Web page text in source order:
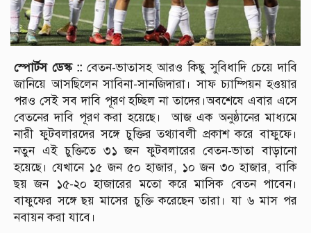
স্পোর্টস ডেস্ক :: বেতন-ভাতাসহ আরও কিছু সুবিধাদি চেয়ে দাবি
জানিয়ে আসছিলেন সাবিনা-সানজিদারা। সাফ চ্যাম্পিয়ন হওয়ার
পরও সেই সব দাবি পূরণ হচ্ছিল না তাদের।অবশেষে এবার এসে
বেতনের দাবি পূরণ করা হয়েছে। আজ এক অনুষ্ঠানের মাধ্যমে
নারী ফুটবলারদের সঙ্গে চুক্তির তথ্যাবলী প্রকাশ করে বাফুফে।
নতুন এই চুক্তিতে ৩১ জন ফুটবলারের বেতন-ভাতা বাড়ানো
হয়েছে। যেখানে ১৫ জন ৫০ হাজার, ১০ জন ৩০ হাজার, বাকি
ছয় জন ১৫-২০ হাজারের মতো করে মাসিক বেতন পাবেন।
বাফুফের সঙ্গে ছয় মাসের চুক্তি করেছেন তারা। যা ৬ মাস পর
নবায়ন করা যাবে।